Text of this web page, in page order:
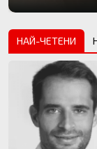
НАЙ-ЧЕТЕНИ